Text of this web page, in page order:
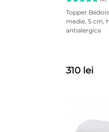
Evaluat la
5.00
din 5 pe
baza a
2
Topper
medie, 5 cm,
antialergica
310 lei